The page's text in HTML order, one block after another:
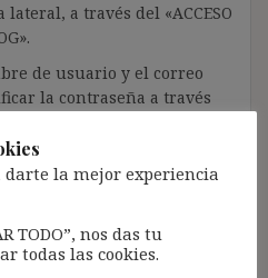
a través del «ACCESO
de usuario y el correo
la contraseña a través
es posible que tengan que
se han suscrito.
que este trámite pueda
la mejor experiencia
TODO”, nos das tu
todas las cookies.